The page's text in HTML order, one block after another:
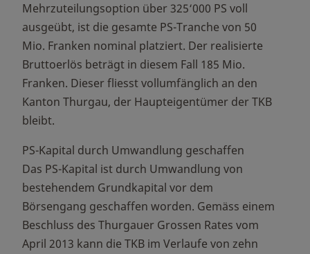
Mehrzuteilungsoption über 325‘000 PS voll
ausgeübt, ist die gesamte PS-Tranche von 50
Mio. Franken nominal platziert. Der realisierte
Bruttoerlös beträgt in diesem Fall 185 Mio.
Franken. Dieser fliesst vollumfänglich an den
Kanton Thurgau, der Haupteigentümer der TKB
bleibt.
PS-Kapital durch Umwandlung geschaffen
Das PS-Kapital ist durch Umwandlung von
bestehendem Grundkapital vor dem
Börsengang geschaffen worden. Gemäss einem
Beschluss des Thurgauer Grossen Rates vom
April 2013 kann die TKB im Verlaufe von zehn